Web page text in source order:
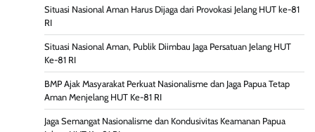
Situasi Nasional Aman Harus Dijaga dari Provokasi Jelang HUT ke-81
RI
Situasi Nasional Aman, Publik Diimbau Jaga Persatuan Jelang HUT
Ke-81 RI
BMP Ajak Masyarakat Perkuat Nasionalisme dan Jaga Papua Tetap
Aman Menjelang HUT Ke-81 RI
Jaga Semangat Nasionalisme dan Kondusivitas Keamanan Papua